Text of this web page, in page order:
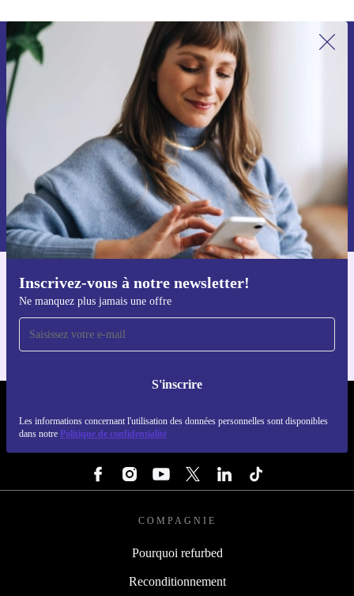
Inscrivez-vous à notre newsletter!
Ne manquez plus jamais une offre
S'inscrire
Les informations concernant l'utilisation des données personnelles sont disponibles
dans notre Politique de confidentialité
Recevoir offres et infos de refurbed
par mail
Ne manquez plus aucune offre.
S'inscrire
Retrouvez les informations sur l'utilisation des données personnelles
dans notre
politique de confidentialité.
Téléchargez l'application refurbed
Pour iOS et Android
COMPAGNIE
Pourquoi refurbed
Reconditionnement